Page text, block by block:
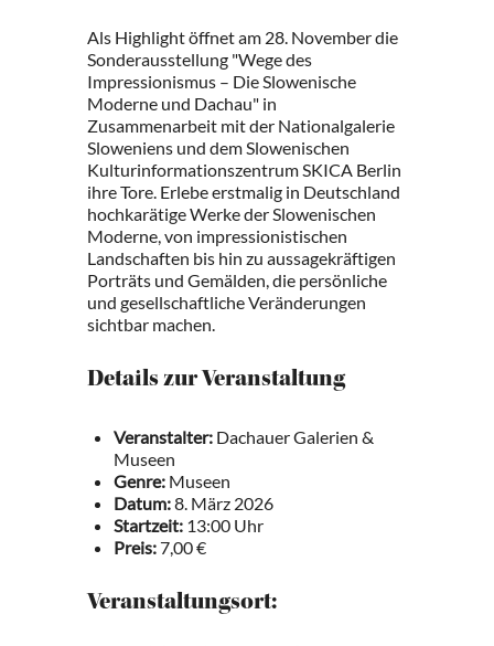
Als Highlight öffnet am 28. November die
Sonderausstellung "Wege des
Impressionismus – Die Slowenische
Moderne und Dachau" in
Zusammenarbeit mit der Nationalgalerie
Sloweniens und dem Slowenischen
Kulturinformationszentrum SKICA Berlin
ihre Tore. Erlebe erstmalig in Deutschland
hochkarätige Werke der Slowenischen
Moderne, von impressionistischen
Landschaften bis hin zu aussagekräftigen
Porträts und Gemälden, die persönliche
und gesellschaftliche Veränderungen
sichtbar machen.
Details zur Veranstaltung
Veranstalter: Dachauer Galerien &
Museen
Genre: Museen
Datum:8. März 2026
Startzeit: 13:00 Uhr
Preis:7,00 €
Veranstaltungsort: